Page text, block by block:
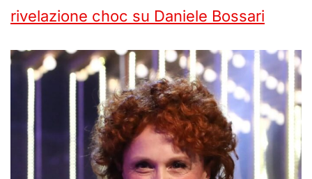
rivelazione choc su Daniele Bossari